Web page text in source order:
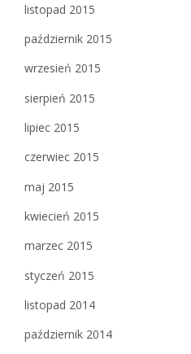
listopad 2015
październik 2015
wrzesień 2015
sierpień 2015
lipiec 2015
czerwiec 2015
maj 2015
kwiecień 2015
marzec 2015
styczeń 2015
listopad 2014
październik 2014